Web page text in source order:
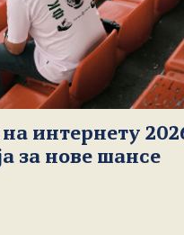
интернету
за нове шансе